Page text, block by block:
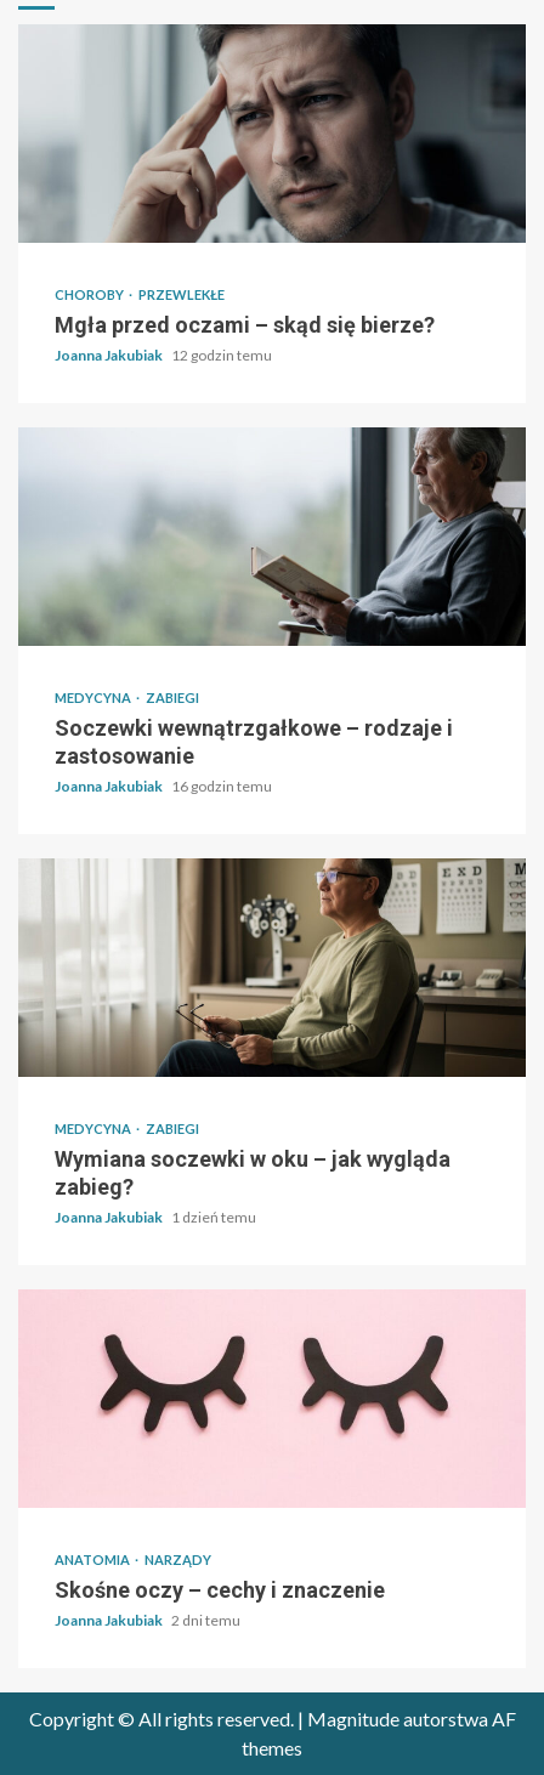
CHOROBY PRZEWLEKŁE
Mgła przed oczami – skąd się bierze?
Joanna Jakubiak 12 godzin temu
MEDYCYNA ZABIEGI
Soczewki wewnątrzgałkowe – rodzaje i
zastosowanie
Joanna Jakubiak 16 godzin temu
MEDYCYNA ZABIEGI
Wymiana soczewki w oku – jak wygląda
zabieg?
Joanna Jakubiak 1 dzień temu
ANATOMIA NARZĄDY
Skośne oczy – cechy i znaczenie
Joanna Jakubiak 2 dni temu
Copyright © All rights reserved. | Magnitudeautorstwa AF
themes